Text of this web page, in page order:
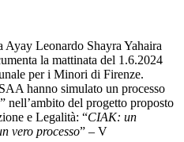
Ayay Leonardo Shayra Yahaira
la mattinata del 1.6.2024
per i Minori di Firenze.
hanno simulato un processo
” nell’ambito del progetto proposto
e Legalità: “CIAK: un
vero processo” – V